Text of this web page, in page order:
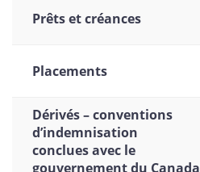
Prêts et créances
Placements
Dérivés – conventions
d’indemnisation
conclues avec le
gouvernement du Canada